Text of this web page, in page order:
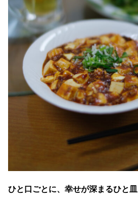
ひと口ごとに、幸せが深まるひと皿